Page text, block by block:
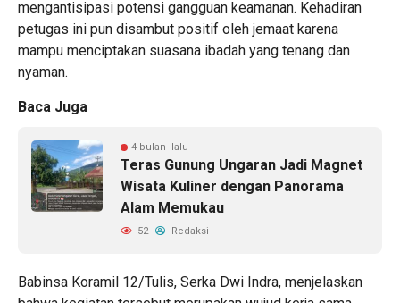
mengantisipasi potensi gangguan keamanan. Kehadiran
petugas ini pun disambut positif oleh jemaat karena
mampu menciptakan suasana ibadah yang tenang dan
nyaman.
Baca Juga
4 bulan lalu
Teras Gunung Ungaran Jadi Magnet
Wisata Kuliner dengan Panorama
Alam Memukau
52 Redaksi
Babinsa Koramil 12/Tulis, Serka Dwi Indra, menjelaskan